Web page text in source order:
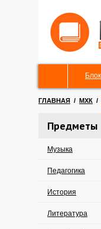
ГЛАВНАЯ / МХК /
Предметы
Музыка
Педагогика
История
Литература